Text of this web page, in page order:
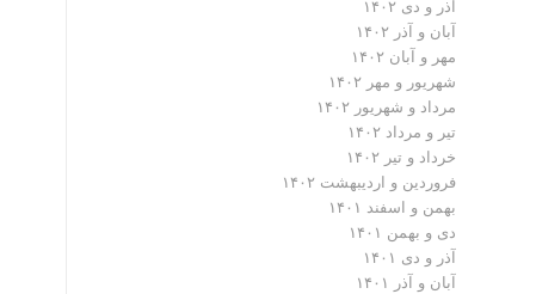
آذر و دی ۱۴۰۲
آبان و آذر ۱۴۰۲
مهر و آبان ۱۴۰۲
شهریور و مهر ۱۴۰۲
مرداد و شهریور ۱۴۰۲
تیر و مرداد ۱۴۰۲
خرداد و تیر ۱۴۰۲
فروردین و اردیبهشت ۱۴۰۲
بهمن و اسفند ۱۴۰۱
دی و بهمن ۱۴۰۱
آذر و دی ۱۴۰۱
آبان و آذر ۱۴۰۱